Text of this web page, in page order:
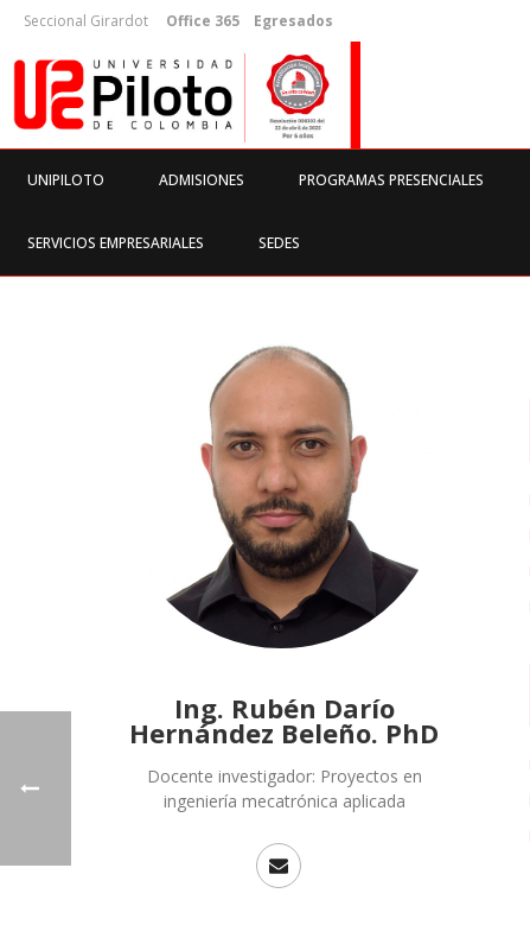
Seccional Girardot Office 365 Egresados
UNIPILOTO ADMISIONES PROGRAMAS PRESENCIALES
SERVICIOS EMPRESARIALES SEDES
Ing. Rubén Darío
Hernández Beleño. PhD
Docente investigador: Proyectos en
ingeniería mecatrónica aplicada